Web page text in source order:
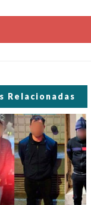
Relacionadas